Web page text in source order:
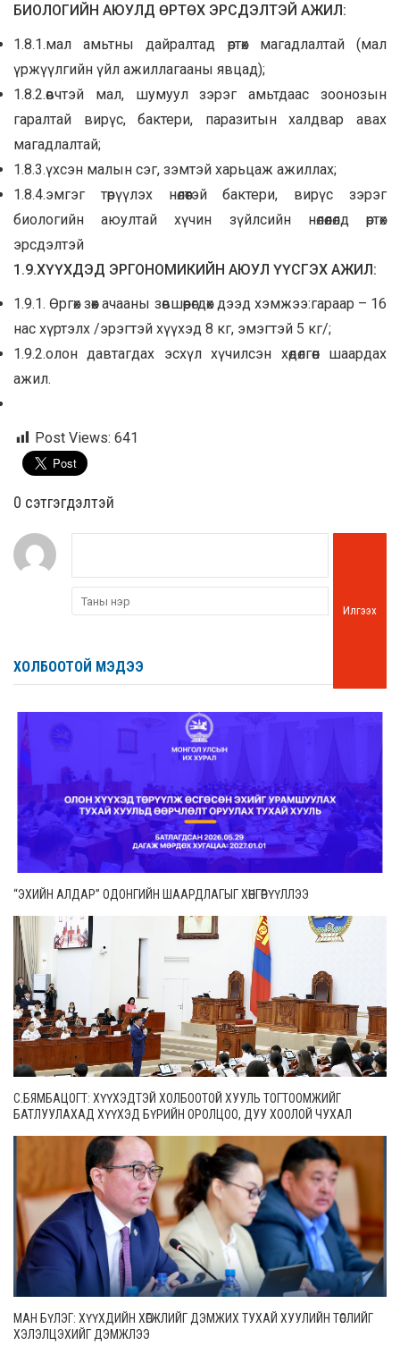
БИОЛОГИЙН АЮУЛД ӨРТӨХ ЭРСДЭЛТЭЙ АЖИЛ:
1.8.1.мал амьтны дайралтад өртөх магадлалтай (мал
үржүүлгийн үйл ажиллагааны явцад);
1.8.2.өвчтэй мал, шумуул зэрэг амьтдаас зоонозын
гаралтай вирүс, бактери, паразитын халдвар авах
магадлалтай;
1.8.3.үхсэн малын сэг, зэмтэй харьцаж ажиллах;
1.8.4.эмгэг төрүүлэх нөлөөтэй бактери, вирүс зэрэг
биологийн аюултай хүчин зүйлсийн нөлөөлөлд өртөх
эрсдэлтэй
1.9.ХҮҮХДЭД ЭРГОНОМИКИЙН АЮУЛ ҮҮСГЭХ АЖИЛ:
1.9.1. Өргөх зөөх ачааны зөвшөөрөгдөх дээд хэмжээ:гараар – 16
нас хүртэлх /эрэгтэй хүүхэд 8 кг, эмэгтэй 5 кг/;
1.9.2.олон давтагдах эсхүл хүчилсэн хөдөлгөөн шаардах
ажил.
Post Views: 641
0 cэтгэгдэлтэй
Илгээх
ХОЛБООТОЙ МЭДЭЭ
“ЭХИЙН АЛДАР” ОДОНГИЙН ШААРДЛАГЫГ ХӨНГӨРҮҮЛЛЭЭ
С.БЯМБАЦОГТ: ХҮҮХЭДТЭЙ ХОЛБООТОЙ ХУУЛЬ ТОГТООМЖИЙГ
БАТЛУУЛАХАД ХҮҮХЭД БҮРИЙН ОРОЛЦОО, ДУУ ХООЛОЙ ЧУХАЛ
МАН БҮЛЭГ: ХҮҮХДИЙН ХӨГЖЛИЙГ ДЭМЖИХ ТУХАЙ ХУУЛИЙН ТӨСЛИЙГ
ХЭЛЭЛЦЭХИЙГ ДЭМЖЛЭЭ